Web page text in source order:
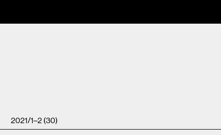
2021/1–2 (30)